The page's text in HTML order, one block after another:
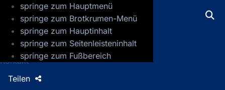
springe zum Hauptmenü
springe zum Brotkrumen-Menü
springe zum Hauptinhalt
springe zum Seitenleisteninhalt
springe zum Fußbereich
GFZ Helmholtz-Zentrum für
Presse
Jobs
Kontakt
Teilen